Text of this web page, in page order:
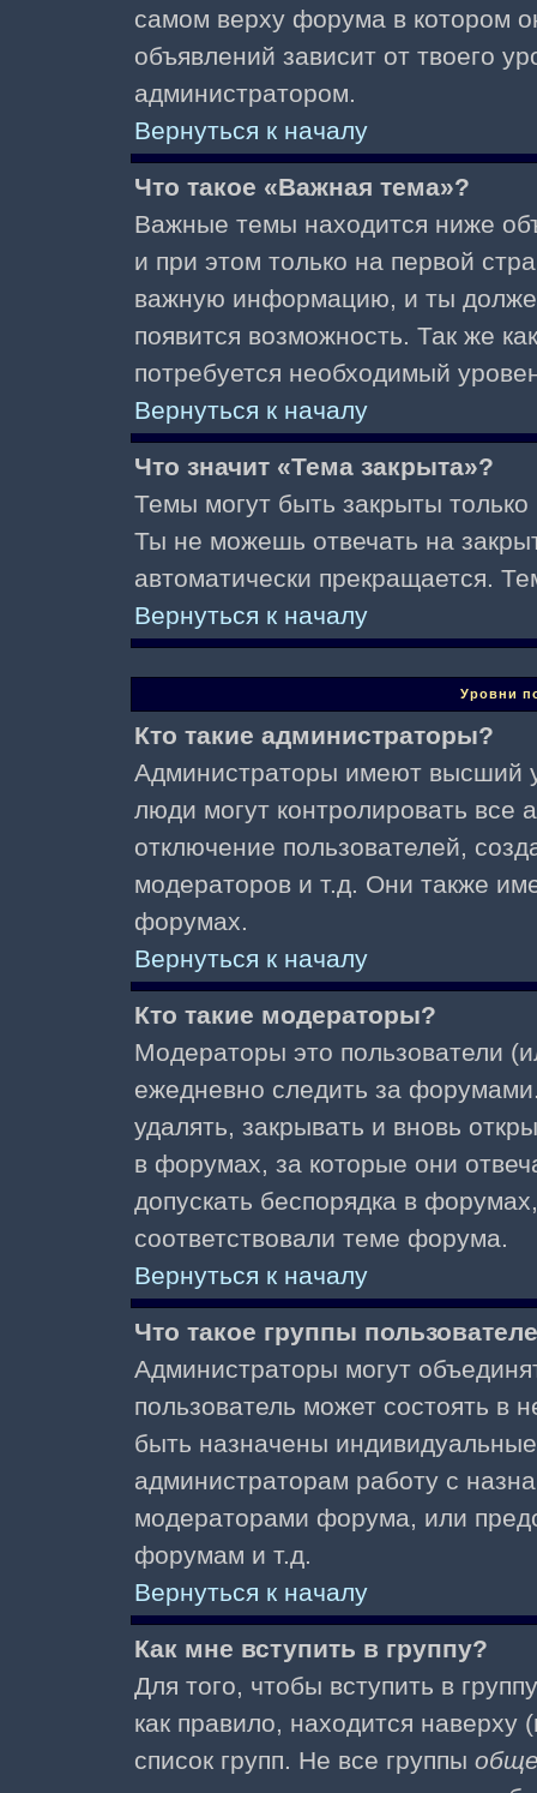
самом верху форума в котором
объявлений зависит от твоего
администратором.
Вернуться к началу
Что такое «Важная тема»?
Важные темы находится ниже
и при этом только на первой
важную информацию, и ты
появится возможность. Так же
потребуется необходимый
Вернуться к началу
Что значит «Тема закрыта»?
Темы могут быть закрыты
Ты не можешь отвечать на
автоматически прекращается.
Вернуться к началу
Уровни
Кто такие администраторы?
Администраторы имеют высший
люди могут контролировать все
отключение пользователей,
модераторов и т.д. Они также
форумах.
Вернуться к началу
Кто такие модераторы?
Модераторы это пользователи
ежедневно следить за
удалять, закрывать и вновь
в форумах, за которые они
допускать беспорядка в
соответствовали теме форума.
Вернуться к началу
Что такое группы
Администраторы могут
пользователь может состоять в
быть назначены
администраторам работу с
модераторами форума, или
форумам и т.д.
Вернуться к началу
Как мне вступить в группу?
Для того, чтобы вступить в
как правило, находится
список групп. Не все группы